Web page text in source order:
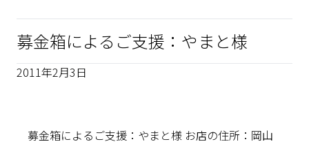
募金箱によるご支援：やまと様
2011年2月3日
募金箱によるご支援：やまと様 お店の住所：岡山